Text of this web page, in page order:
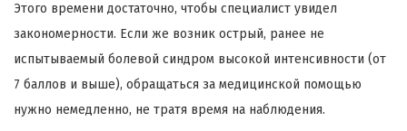
Этого времени достаточно, чтобы специалист увидел
закономерности. Если же возник острый, ранее не
испытываемый болевой синдром высокой интенсивности (от
7 баллов и выше), обращаться за медицинской помощью
нужно немедленно, не тратя время на наблюдения.